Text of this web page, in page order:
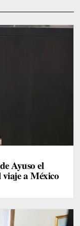
Ayuso el
viaje a México